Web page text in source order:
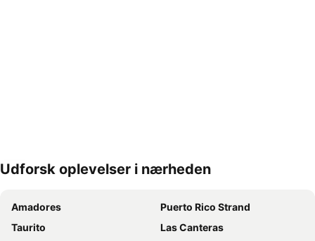
Udvid kort
Udforsk oplevelser i nærheden
Amadores
Puerto Rico Strand
Taurito
Las Canteras